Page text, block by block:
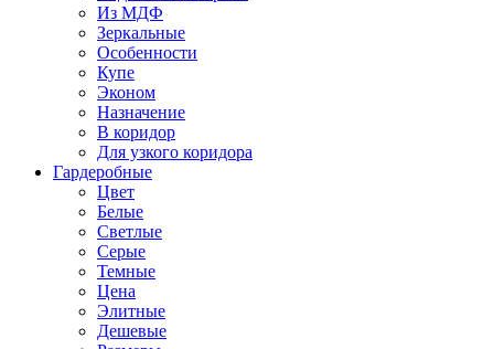
Из МДФ
Зеркальные
Особенности
Купе
Эконом
Назначение
В коридор
Для узкого коридора
Гардеробные
Цвет
Белые
Светлые
Серые
Темные
Цена
Элитные
Дешевые